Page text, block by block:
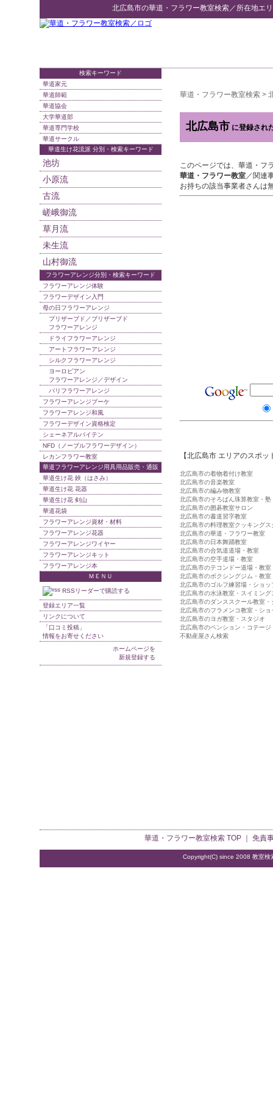
北広島市の華道・フラワー教室検索／所在地エ
華道・フラワー教室検索 >
北広島市 に登録され
このページでは、華道・フ
華道・フラワー教室／関連
お持ちの該当事業者さんは
【北広島市 エリアのスポッ
北広島市の着物着付け教室
北広島市の音楽教室
北広島市の編み物教室
北広島市のそろばん珠算教室・塾
北広島市の囲碁教室サロン
北広島市の書道習字教室
北広島市の料理教室クッキングス
北広島市の華道・フラワー教室
北広島市の日本舞踊教室
北広島市の合気道道場・教室
北広島市の空手道場・教室
北広島市のテコンドー道場・教室
北広島市のボクシングジム・教室
北広島市のゴルフ練習場・ショッ
北広島市の水泳教室・スイミング
北広島市のダンススクール教室・
北広島市のフラメンコ教室・ショ
北広島市のヨガ教室・スタジオ
北広島市のペンション・コテージ
不動産屋さん検索
検索キーワード
華道家元
華道師範
華道協会
大学華道部
華道専門学校
華道サークル
華道生け花流派 分別・検索キーワード
池坊
小原流
古流
嵯峨御流
草月流
未生流
山村御流
フラワーアレンジ分別・検索キーワード
フラワーアレンジ体験
フラワーデザイン入門
母の日フラワーアレンジ
プリザーブド／ブリザーブド
フラワーアレンジ
ドライフラワーアレンジ
アートフラワーアレンジ
シルクフラワーアレンジ
ヨーロピアン
フラワーアレンジ／デザイン
パリフラワーアレンジ
フラワーアレンジブーケ
フラワーアレンジ和風
フラワーデザイン資格検定
シェーネアルバイテン
NFD（ノーブルフラワーデザイン）
レカンフラワー教室
華道フラワーアレンジ用具用品販売・通販
華道生け花 鋏（はさみ）
華道生け花 花器
華道生け花 剣山
華道花袋
フラワーアレンジ資材・材料
フラワーアレンジ花器
フラワーアレンジワイヤー
フラワーアレンジキット
フラワーアレンジ本
ＭＥＮＵ
RSSリーダーで購読する
登録エリア一覧
リンクについて
「口コミ投稿」
情報をお寄せください
ホームページを
新規登録する
華道・フラワー教室検索TOP ｜ 免責
Copyright(C) since 2008 教室検